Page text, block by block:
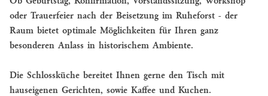
oder Trauerfeier nach der Beisetzung im Ruheforst - der
Raum bietet optimale Möglichkeiten für Ihren ganz
besonderen Anlass in historischem Ambiente.
Die Schlossküche bereitet Ihnen gerne den Tisch mit
hauseigenen Gerichten, sowie Kaffee und Kuchen.